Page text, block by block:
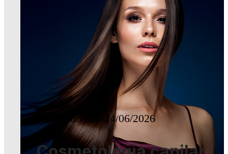
Publicado em: 24/06/2026
Cosmetologia capilar
e inovação em
tratamentos atuais.